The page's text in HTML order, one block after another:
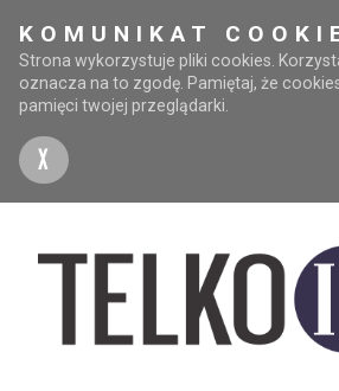
KOMUNIKAT
Strona wykorzystuje pliki cookies.
oznacza na to zgodę. Pamiętaj, że
pamięci twojej przeglądarki.
X